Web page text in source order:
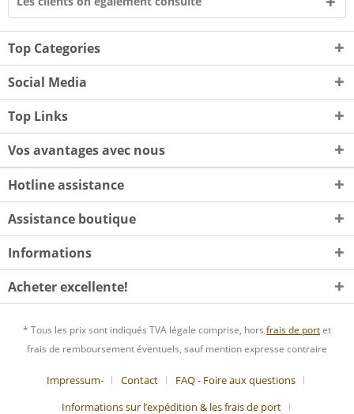
Top Categories
Social Media
Top Links
Vos avantages avec nous
Hotline assistance
Assistance boutique
Informations
Acheter excellente!
* Tous les prix sont indiqués TVA légale comprise, hors frais de portet
frais de remboursement éventuels, sauf mention expresse contraire
Impressum- Contact
FAQ - Foire aux questions
Informations sur l’expédition & les frais de port